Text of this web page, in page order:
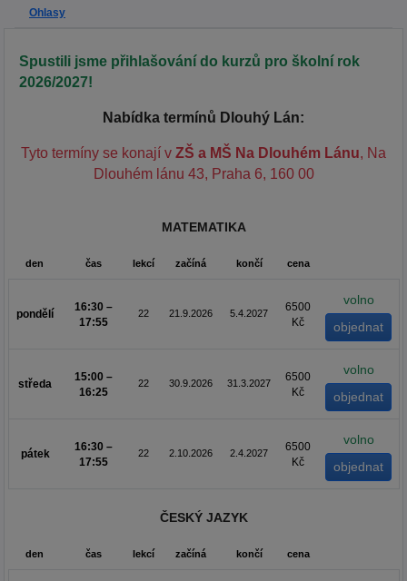
Ohlasy
Spustili jsme přihlašování do kurzů pro školní rok
2026/2027!
Nabídka termínů Dlouhý Lán:
Tyto termíny se konají v ZŠ a MŠ Na Dlouhém Lánu, Na
Dlouhém lánu 43, Praha 6, 160 00
MATEMATIKA
den čas lekcí začíná končí cena
pondělí
16:30 –
17:55
22 21.9.2026 5.4.2027
6500
Kč
volno
středa
15:00 –
16:25
22 30.9.2026 31.3.2027
6500
Kč
volno
pátek
16:30 –
17:55
22 2.10.2026 2.4.2027
6500
Kč
volno
ČESKÝ JAZYK
den čas lekcí začíná končí cena